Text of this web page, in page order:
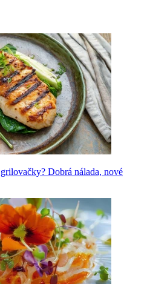
Dobrá nálada, nové